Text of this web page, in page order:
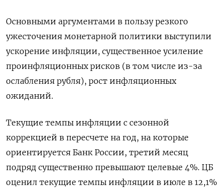
Основными аргументами в пользу резкого
ужесточения монетарной политики выступили
ускорение инфляции, существенное усиление
проинфляционных рисков (в том числе из-за
ослабления рубля), рост инфляционных
ожиданий.
Текущие темпы инфляции с сезонной
коррекцией в пересчете на год, на которые
ориентируется Банк России, третий месяц
подряд существенно превышают целевые 4%. ЦБ
оценил текущие темпы инфляции в июле в 12,1%